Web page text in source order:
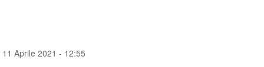
11 Aprile 2021 - 12:55